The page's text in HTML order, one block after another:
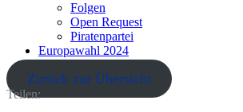
Folgen
Open Request
Piratenpartei
Europawahl 2024
Zurück zur Übersicht
Teilen: